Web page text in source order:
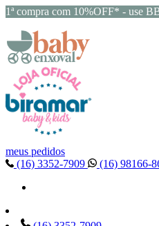
1ª compra com 10%OFF* - use
meus pedidos
(16) 3352-7909
(16) 98166-